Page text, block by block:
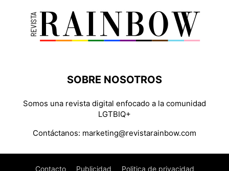
SOBRE NOSOTROS
Somos una revista digital enfocado a la comunidad
LGTBIQ+
Contáctanos: marketing@revistarainbow.com
Contacto Publicidad Politica de privacidad